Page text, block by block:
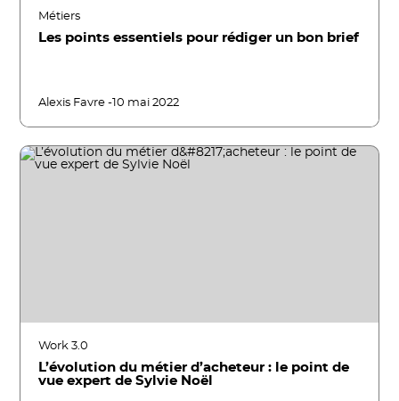
Métiers
Les points essentiels pour rédiger un bon brief
Alexis Favre -10 mai 2022
Work 3.0
L’évolution du métier d’acheteur : le point de
vue expert de Sylvie Noël